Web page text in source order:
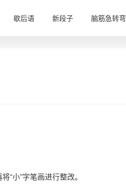
歇后语 新段子 脑筋急转弯
“小”字笔画进行整改。